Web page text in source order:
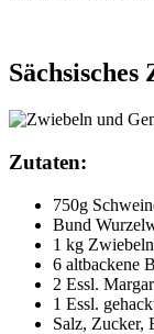
Zutaten:
750g
Bund
1 kg Zwiebeln
6 altbackene
2 Essl.
1 Essl.
Salz, Zucker,